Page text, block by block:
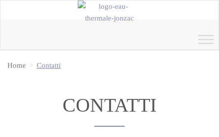
Home Contatti
CONTATTI